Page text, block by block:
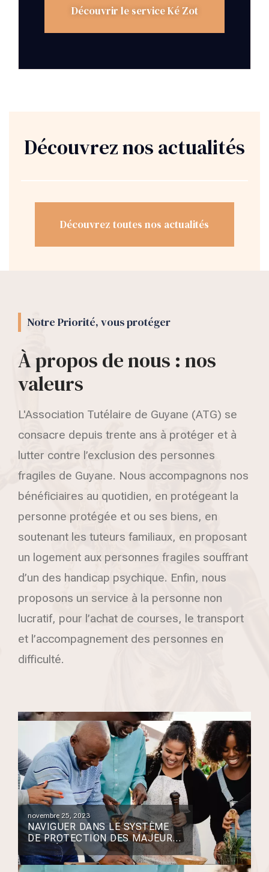
Découvrir le service Ké Zot
Découvrez nos actualités
Découvrez toutes nos actualités
novembre 25, 2023
NAVIGUER DANS LE SYSTÈME
DE PROTECTION DES MAJEURS
VULNÉRABLES : COMPRENDRE
LES MESURES DE TUTELLE ET
Notre Priorité, vous protéger
À propos de nous : nos
valeurs
L'Association Tutélaire de Guyane (ATG) se
consacre depuis trente ans à protéger et à
lutter contre l’exclusion des personnes
fragiles de Guyane. Nous accompagnons nos
bénéficiaires au quotidien, en protégeant la
personne protégée et ou ses biens, en
soutenant les tuteurs familiaux, en proposant
un logement aux personnes fragiles souffrant
d’un des handicap psychique. Enfin, nous
proposons un service à la personne non
lucratif, pour l’achat de courses, le transport
et l’accompagnement des personnes en
difficulté.